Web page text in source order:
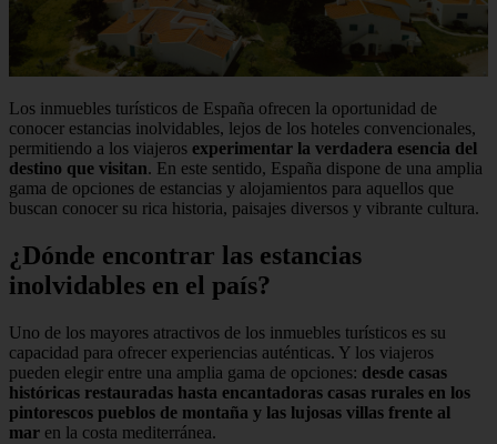
Los inmuebles turísticos de España ofrecen la oportunidad de
conocer estancias inolvidables, lejos de los hoteles convencionales,
permitiendo a los viajeros experimentar la verdadera esencia del
destino que visitan. En este sentido, España dispone de una amplia
gama de opciones de estancias y alojamientos para aquellos que
buscan conocer su rica historia, paisajes diversos y vibrante cultura.
¿Dónde encontrar las estancias
inolvidables en el país?
Uno de los mayores atractivos de los inmuebles turísticos es su
capacidad para ofrecer experiencias auténticas. Y los viajeros
pueden elegir entre una amplia gama de opciones: desde casas
históricas restauradas hasta encantadoras casas rurales en los
pintorescos pueblos de montaña y las lujosas villas frente al
mar en la costa mediterránea.